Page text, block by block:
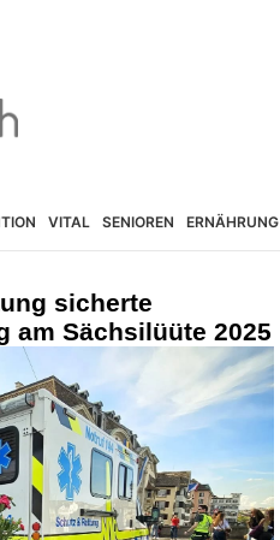
VITAL SENIOREN ERNÄHRUNG
sicherte
am Sächsilüüte 2025